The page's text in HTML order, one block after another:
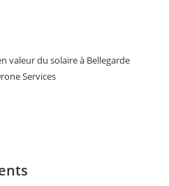
valeur du solaire à Bellegarde
Services